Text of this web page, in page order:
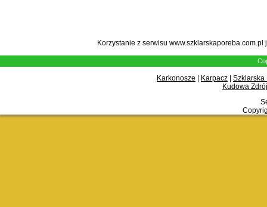
Korzystanie z serwisu
Karkonosze Karpacz
Szklarska
Kudowa